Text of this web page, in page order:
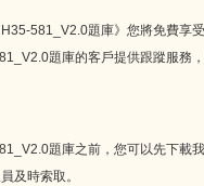
581_V2.0題庫》您將免費享
題庫的客戶提供跟蹤服務
題庫之前，您可以先下載
及時索取。